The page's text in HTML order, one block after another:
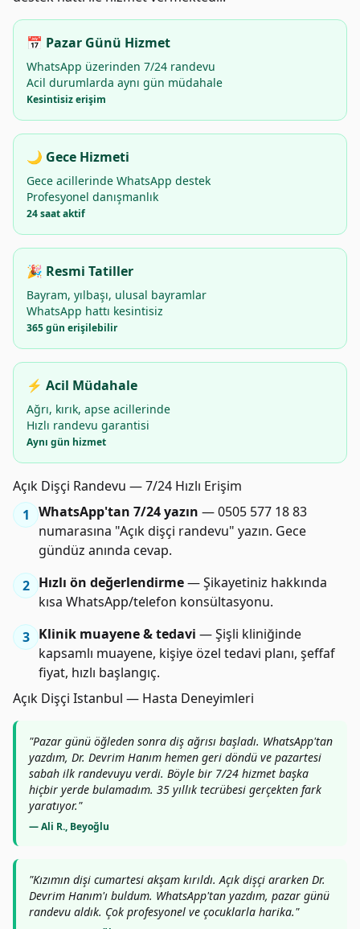
📅 Pazar Günü Hizmet
WhatsApp üzerinden 7/24 randevu
Acil durumlarda aynı gün müdahale
Kesintisiz erişim
🌙 Gece Hizmeti
Gece acillerinde WhatsApp destek
Profesyonel danışmanlık
24 saat aktif
🎉 Resmi Tatiller
Bayram, yılbaşı, ulusal bayramlar
WhatsApp hattı kesintisiz
365 gün erişilebilir
⚡ Acil Müdahale
Ağrı, kırık, apse acillerinde
Hızlı randevu garantisi
Aynı gün hizmet
Açık Dişçi Randevu — 7/24 Hızlı Erişim
1 WhatsApp'tan 7/24 yazın — 0505 577 18 83
numarasına "Açık dişçi randevu" yazın. Gece
gündüz anında cevap.
2 Hızlı ön değerlendirme— Şikayetiniz hakkında
kısa WhatsApp/telefon konsültasyonu.
3 Klinik muayene & tedavi — Şişli kliniğinde
kapsamlı muayene, kişiye özel tedavi planı, şeffaf
fiyat, hızlı başlangıç.
Açık Dişçi Istanbul — Hasta Deneyimleri
"Pazar günü öğleden sonra diş ağrısı başladı. WhatsApp'tan
yazdım, Dr. Devrim Hanım hemen geri döndü ve pazartesi
sabah ilk randevuyu verdi. Böyle bir 7/24 hizmet başka
hiçbir yerde bulamadım. 35 yıllık tecrübesi gerçekten fark
yaratıyor."
— Ali R., Beyoğlu
"Kızımın dişi cumartesi akşam kırıldı. Açık dişçi ararken Dr.
Devrim Hanım'ı buldum. WhatsApp'tan yazdım, pazar günü
randevu aldık. Çok profesyonel ve çocuklarla harika."